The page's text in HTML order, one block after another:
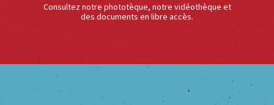
Consultez notre phototèque, notre vidéothèque et
des documents en libre accès.